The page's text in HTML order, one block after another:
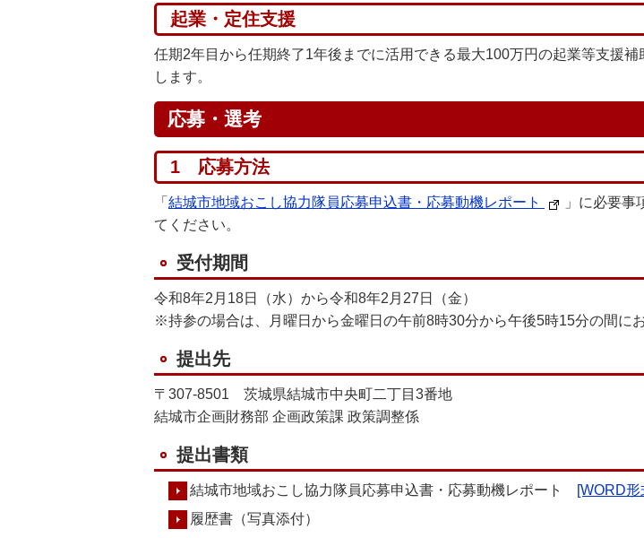
起業・定住支援
任期2年目から任期終了1年後までに活用できる最大100万円の起業等支援
します。
応募・選考
1 応募方法
「 結城市地域おこし協力隊員応募申込書・応募動機レポート
」に必要
てください。
受付期間
令和8年2月18日（水）から令和8年2月27日（金）
※持参の場合は、月曜日から金曜日の午前8時30分から午後5時15分の間に
提出先
〒307-8501 茨城県結城市中央町二丁目3番地
結城市企画財務部 企画政策課 政策調整係
提出書類
結城市地域おこし協力隊員応募申込書・応募動機レポート [WORD
履歴書（写真添付）